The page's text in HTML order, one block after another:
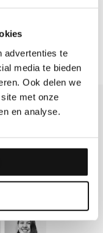
advertenties te
media te bieden
Ook delen we
met onze
en analyse.
†
Geschenke